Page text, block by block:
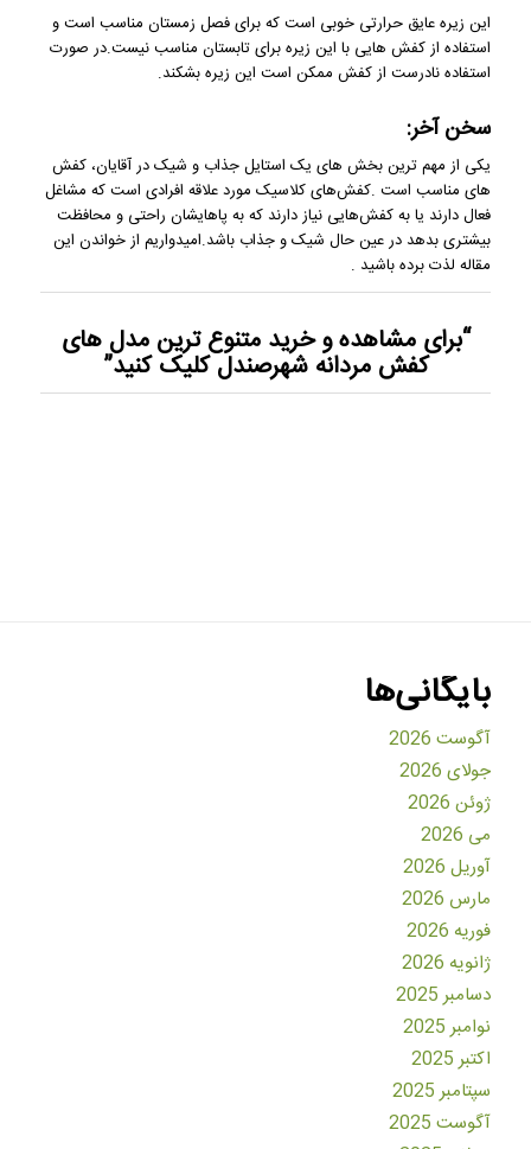
این زیره عایق حرارتی خوبی است که برای فصل زمستان مناسب است و
استفاده از کفش هایی با این زیره برای تابستان مناسب نیست.در صورت
استفاده نادرست از کفش ممکن است این زیره بشکند.
سخن آخر:
یکی از مهم ترین بخش های یک استایل جذاب و شیک در آقایان، کفش
های مناسب است .کفش‌های کلاسیک مورد علاقه افرادی است که مشاغل
فعال دارند یا به کفش‌هایی نیاز دارند که به پاهایشان راحتی و محافظت
بیشتری بدهد در عین حال شیک و جذاب باشد.امیدواریم از خواندن این
مقاله لذت برده باشید .
“برای مشاهده و خریدمتنوع ترین مدل های
کفش مردانه شهرصندل کلیک کنید”
بایگانی‌ها
آگوست 2026
جولای 2026
ژوئن 2026
می 2026
آوریل 2026
مارس 2026
فوریه 2026
ژانویه 2026
دسامبر 2025
نوامبر 2025
اکتبر 2025
سپتامبر 2025
آگوست 2025